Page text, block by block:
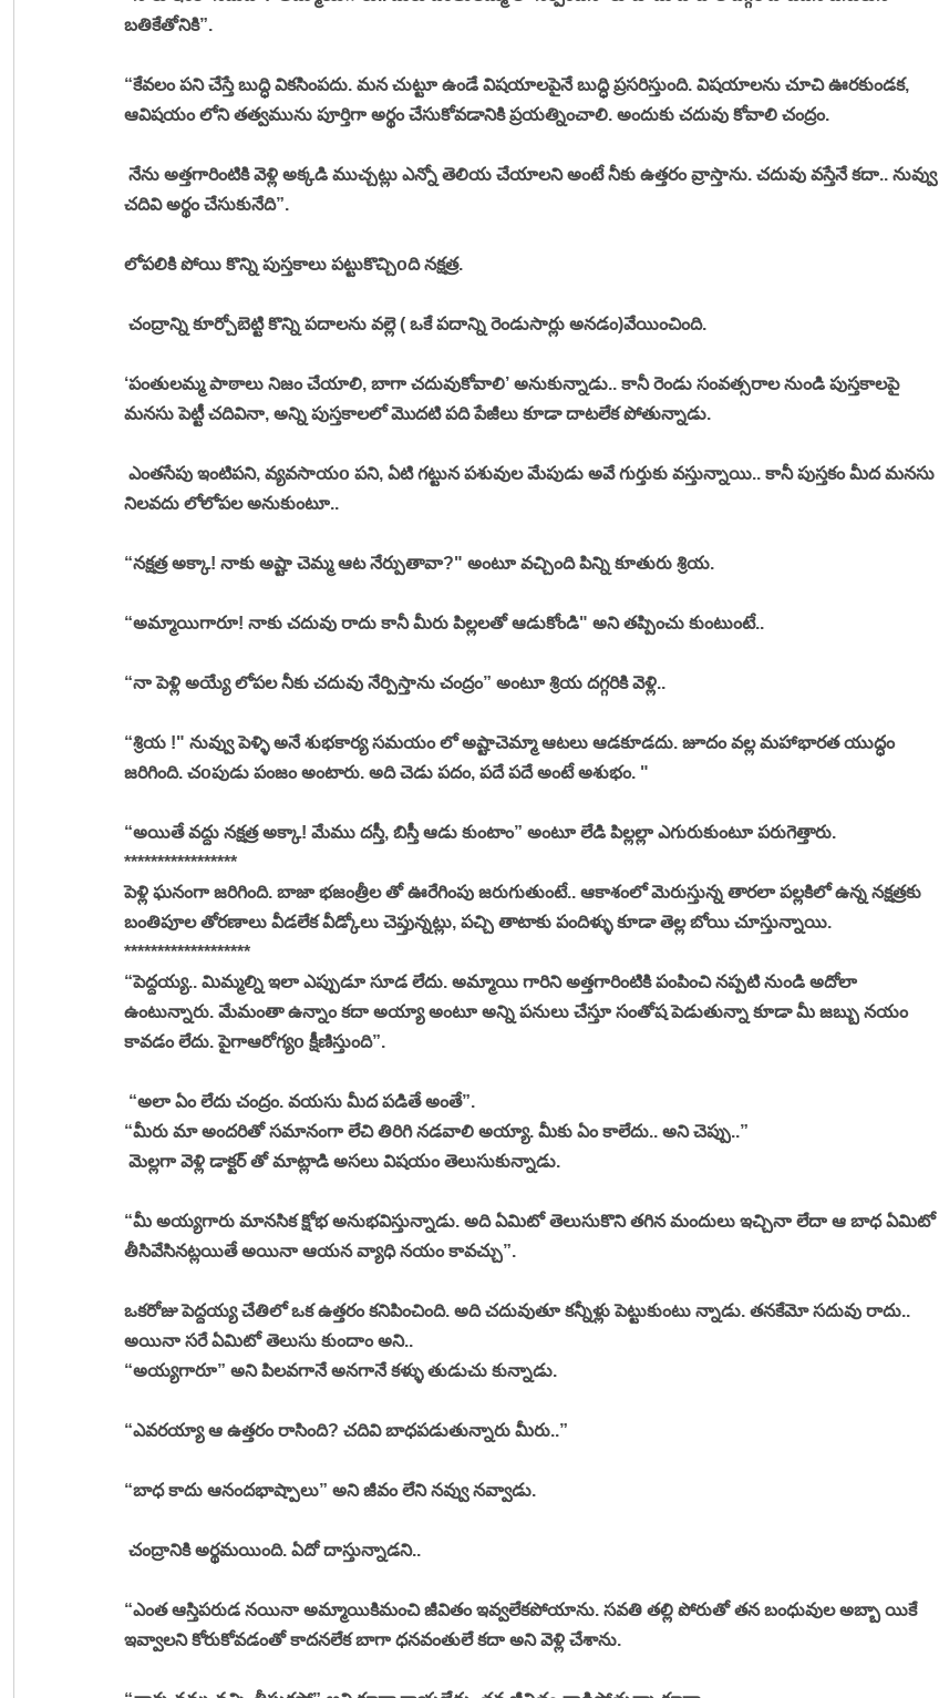
బతికేతోనికి”.
“కేవలం పని చేస్తే బుద్ధి వికసింపదు. మన చుట్టూ ఉండే విషయాలపైనే బుద్ధి ప్రసరిస్తుంది. విషయాలను చూచి ఊరకుండక,
ఆవిషయం లోని తత్వమును పూర్తిగా అర్థం చేసుకోవడానికి ప్రయత్నించాలి. అందుకు చదువు కోవాలి చంద్రం.
నేను అత్తగారింటికి వెళ్లి అక్కడి ముచ్చట్లు ఎన్నో తెలియ చేయాలని అంటే నీకు ఉత్తరం వ్రాస్తాను. చదువు వస్తేనే కదా.. నువ్వు
చదివి అర్థం చేసుకునేది”.
లోపలికి పోయి కొన్ని పుస్తకాలు పట్టుకొచ్చిoది నక్షత్ర.
చంద్రాన్ని కూర్చోబెట్టి కొన్ని పదాలను వల్లె ( ఒకే పదాన్ని రెండుసార్లు అనడం)వేయించింది.
‘పంతులమ్మ పాఠాలు నిజం చేయాలి, బాగా చదువుకోవాలి’ అనుకున్నాడు.. కానీ రెండు సంవత్సరాల నుండి పుస్తకాలపై
మనసు పెట్టీ చదివినా, అన్ని పుస్తకాలలో మొదటి పది పేజీలు కూడా దాటలేక పోతున్నాడు.
ఎంతసేపు ఇంటిపని, వ్యవసాయo పని, ఏటి గట్టున పశువుల మేపుడు అవే గుర్తుకు వస్తున్నాయి.. కానీ పుస్తకం మీద మనసు
నిలవదు లోలోపల అనుకుంటూ..
“నక్షత్ర అక్కా! నాకు అష్టా చెమ్మ ఆట నేర్పుతావా?" అంటూ వచ్చింది పిన్ని కూతురు శ్రియ.
“అమ్మాయిగారూ! నాకు చదువు రాదు కానీ మీరు పిల్లలతో ఆడుకోండి" అని తప్పించు కుంటుంటే..
“నా పెళ్లి అయ్యే లోపల నీకు చదువు నేర్పిస్తాను చంద్రం” అంటూ శ్రియ దగ్గరికి వెళ్లి..
“శ్రియ !" నువ్వు పెళ్ళి అనే శుభకార్య సమయం లో అష్టాచెమ్మా ఆటలు ఆడకూడదు. జూదం వల్ల మహాభారత యుద్ధం
జరిగింది. చoపుడు పంజం అంటారు. అది చెడు పదం, పదే పదే అంటే అశుభం. "
“అయితే వద్దు నక్షత్ర అక్కా! మేము దస్తీ, బిస్తీ ఆడు కుంటాం” అంటూ లేడి పిల్లల్లా ఎగురుకుంటూ పరుగెత్తారు.
*****************
పెళ్లి ఘనంగా జరిగింది. బాజా భజంత్రీల తో ఊరేగింపు జరుగుతుంటే.. ఆకాశంలో మెరుస్తున్న తారలా పల్లకిలో ఉన్న నక్షత్రకు
బంతిపూల తోరణాలు వీడలేక వీడ్కోలు చెప్తున్నట్లు, పచ్చి తాటాకు పందిళ్ళు కూడా తెల్ల బోయి చూస్తున్నాయి.
*******************
“పెద్దయ్య.. మిమ్మల్ని ఇలా ఎప్పుడూ సూడ లేదు. అమ్మాయి గారిని అత్తగారింటికి పంపించి నప్పటి నుండి అదోలా
ఉంటున్నారు. మేమంతా ఉన్నాం కదా అయ్యా అంటూ అన్ని పనులు చేస్తూ సంతోష పెడుతున్నా కూడా మీ జబ్బు నయం
కావడం లేదు. పైగాఆరోగ్యo క్షీణిస్తుంది”.
“అలా ఏం లేదు చంద్రం. వయసు మీద పడితే అంతే”.
“మీరు మా అందరితో సమానంగా లేచి తిరిగి నడవాలి అయ్యా. మీకు ఏం కాలేదు.. అని చెప్పు..”
మెల్లగా వెళ్లి డాక్టర్ తో మాట్లాడి అసలు విషయం తెలుసుకున్నాడు.
“మీ అయ్యగారు మానసిక క్షోభ అనుభవిస్తున్నాడు. అది ఏమిటో తెలుసుకొని తగిన మందులు ఇచ్చినా లేదా ఆ బాధ ఏమిటో
తీసివేసినట్లయితే అయినా ఆయన వ్యాధి నయం కావచ్చు”.
ఒకరోజు పెద్దయ్య చేతిలో ఒక ఉత్తరం కనిపించింది. అది చదువుతూ కన్నీళ్లు పెట్టుకుంటు న్నాడు. తనకేమో సదువు రాదు..
అయినా సరే ఏమిటో తెలుసు కుందాం అని..
“అయ్యగారూ” అని పిలవగానే అనగానే కళ్ళు తుడుచు కున్నాడు.
“ఎవరయ్యా ఆ ఉత్తరం రాసింది? చదివి బాధపడుతున్నారు మీరు..”
“బాధ కాదు ఆనందభాష్పాలు” అని జీవం లేని నవ్వు నవ్వాడు.
చంద్రానికి అర్థమయింది. ఏదో దాస్తున్నాడని..
“ఎంత ఆస్తిపరుడ నయినా అమ్మాయికిమంచి జీవితం ఇవ్వలేకపోయాను. సవతి తల్లి పోరుతో తన బంధువుల అబ్బా యికే
ఇవ్వాలని కోరుకోవడంతో కాదనలేక బాగా ధనవంతులే కదా అని వెళ్లి చేశాను.